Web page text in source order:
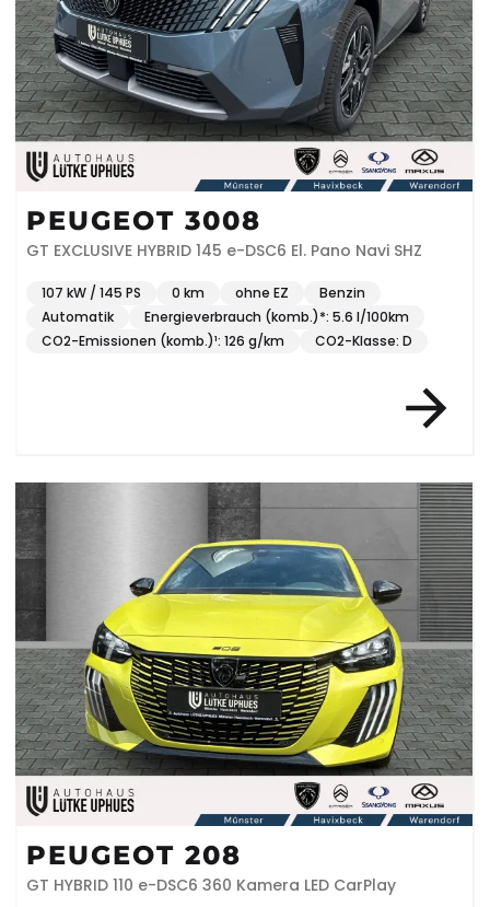
PEUGEOT 3008
GT EXCLUSIVE HYBRID 145 e-DSC6 El. Pano Navi SHZ
107 kW / 145 PS 0 km ohne EZ
Benzin
Automatik
Energieverbrauch (komb.)*: 5.6 l/100km
CO2-Emissionen (komb.)¹: 126 g/km
CO2-Klasse: D
PEUGEOT 208
GT HYBRID 110 e-DSC6 360 Kamera LED CarPlay